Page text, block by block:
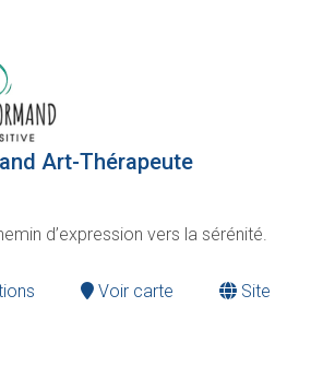
Art-Thérapeute
d’expression vers la sérénité.
Voir carte
Site